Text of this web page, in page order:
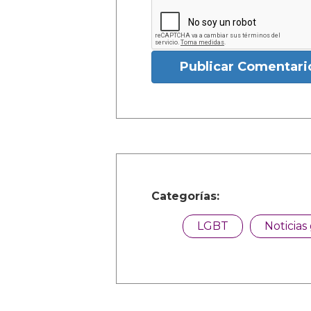
Publicar
Categorías:
LGBT Noticias